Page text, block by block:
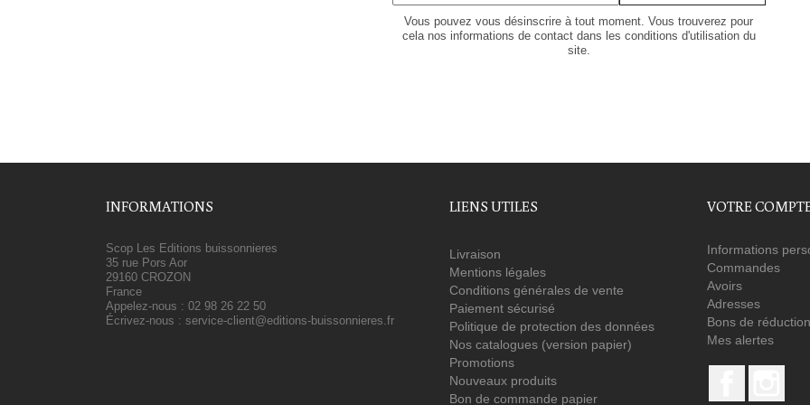
Vous pouvez vous désinscrire à tout moment. Vous trouverez pour
cela nos informations de contact dans les conditions d'utilisation du
site.
INFORMATIONS
Scop Les Editions buissonnieres
35 rue Pors Aor
29160 CROZON
France
Appelez-nous : 02 98 26 22 50
Écrivez-nous : service-client@editions-buissonnieres.fr
LIENS UTILES
Livraison
Mentions légales
Conditions générales de vente
Paiement sécurisé
Politique de protection des données
Nos catalogues (version papier)
Promotions
Nouveaux produits
Bon de commande papier
VOTRE
Informations
Commandes
Avoirs
Adresses
Bons de réduction
Mes alertes